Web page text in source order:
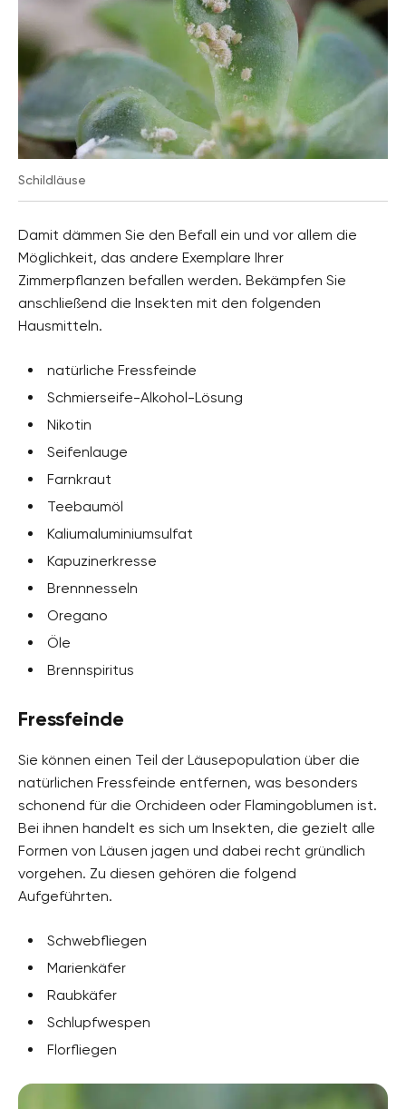
Schildläuse
Damit dämmen Sie den Befall ein und vor allem die
Möglichkeit, das andere Exemplare Ihrer
Zimmerpflanzen befallen werden. Bekämpfen Sie
anschließend die Insekten mit den folgenden
Hausmitteln.
natürliche Fressfeinde
Schmierseife-Alkohol-Lösung
Nikotin
Seifenlauge
Farnkraut
Teebaumöl
Kaliumaluminiumsulfat
Kapuzinerkresse
Brennnesseln
Oregano
Öle
Brennspiritus
Fressfeinde
Sie können einen Teil der Läusepopulation über die
natürlichen Fressfeinde entfernen, was besonders
schonend für die Orchideen oder Flamingoblumen ist.
Bei ihnen handelt es sich um Insekten, die gezielt alle
Formen von Läusen jagen und dabei recht gründlich
vorgehen. Zu diesen gehören die folgend
Aufgeführten.
Schwebfliegen
Marienkäfer
Raubkäfer
Schlupfwespen
Florfliegen